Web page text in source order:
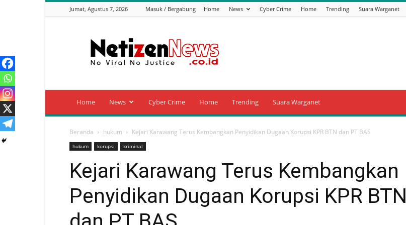
Jumat, Agustus 7, 2026 Masuk / Bergabung Home News Cyber Crime Home Trending Suara Warganet
News
Home News Cyber Crime Home Trending Suara Warganet
Beranda hukum Kejari Karawang Terus Kembangkan Penyidikan Dugaan Korupsi KPR BTN dan PT BAS
hukum korupsi kriminal
Kejari Karawang Terus Kembangkan
Penyidikan Dugaan Korupsi KPR BTN